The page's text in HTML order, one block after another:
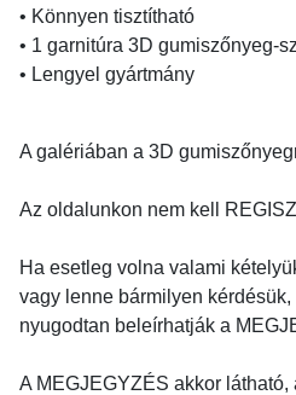
• Könnyen tisztítható
• 1 garnitúra 3D gumiszőnyeg-
• Lengyel gyártmány
A galériában a 3D
Az oldalunkon nem kell
Ha esetleg volna valami
vagy lenne bármilyen
nyugodtan beleírhatják a
A MEGJEGYZÉS akkor látható,